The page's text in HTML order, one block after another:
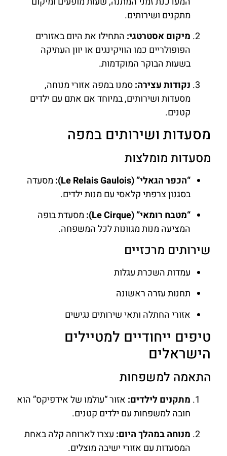
מתקנים ושירותים.
מיקום אסטרטגי: התחילו את היום באזורים
הפופולריים כמו הוויקינגים או יוון העתיקה
בשעות הבוקר המוקדמות.
נקודות עצירה:סמנו במפה אזורי מנוחה,
מסעדות ושירותים, במיוחד אם אתם עם ילדים
קטנים.
מסעדות ושירותים במפה
מסעדות מומלצות
“הכפר הגאלי” (Le Relais Gaulois):
מסעדה
בסגנון צרפתי קלאסי עם מנות ילדים.
“מטבח רומאי” (Le Cirque):
מסעדת בופה
המציעה מנות מגוונות לכל המשפחה.
שירותים מרכזיים
עמדות השכרת עגלות
תחנות עזרה ראשונה
אזורי החתלה ותאי שירותים נגישים
טיפים ייחודיים למטיילים
הישראלים
התאמה למשפחות
מתקנים לילדים: אזור “עולמו של אידפיקס” הוא
חובה למשפחות עם ילדים קטנים.
מנוחה במהלך היום: עצרו לארוחה קלה באחת
המסעדות עם אזורי ישיבה מוצלים.